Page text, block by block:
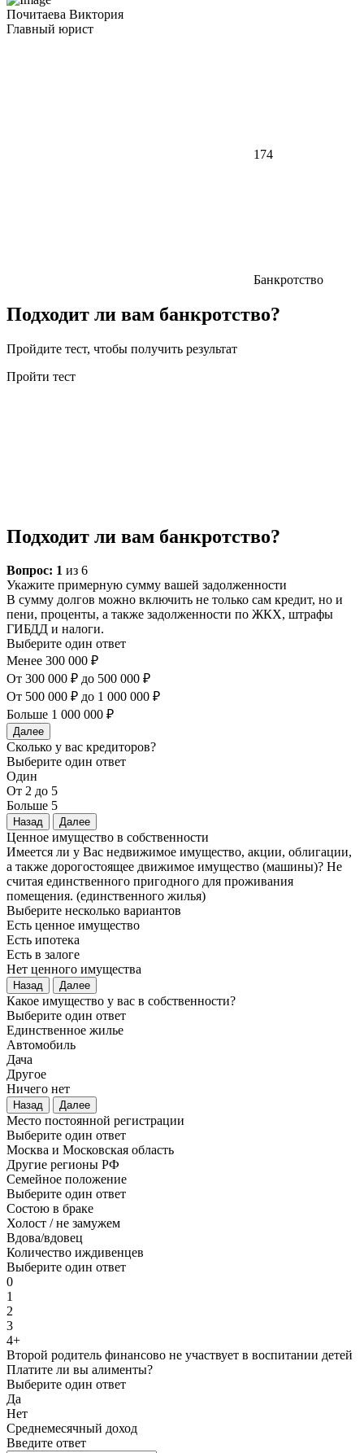
Почитаева Виктория
Главный юрист
174
Банкротство
Подходит ли вам банкротство?
Пройдите тест, чтобы получить результат
Пройти тест
Подходит ли вам банкротство?
Вопрос: 1 из 6
Укажите примерную сумму вашей задолженности
В сумму долгов можно включить не только сам кредит, но и
пени, проценты, а также задолженности по ЖКХ, штрафы
ГИБДД и налоги.
Выберите один ответ
Менее 300 000 ₽
От 300 000 ₽ до 500 000 ₽
От 500 000 ₽ до 1 000 000 ₽
Больше 1 000 000 ₽
Далее
Сколько у вас кредиторов?
Выберите один ответ
Один
От 2 до 5
Больше 5
Назад Далее
Ценное имущество в собственности
Имеется ли у Вас недвижимое имущество, акции, облигации,
а также дорогостоящее движимое имущество (машины)? Не
считая единственного пригодного для проживания
помещения. (единственного жилья)
Выберите несколько вариантов
Есть ценное имущество
Есть ипотека
Есть в залоге
Нет ценного имущества
Назад Далее
Какое имущество у вас в собственности?
Выберите один ответ
Единственное жилье
Автомобиль
Дача
Другое
Ничего нет
Назад Далее
Место постоянной регистрации
Выберите один ответ
Москва и Московская область
Другие регионы РФ
Семейное положение
Выберите один ответ
Состою в браке
Холост / не замужем
Вдова/вдовец
Количество иждивенцев
Выберите один ответ
0
1
2
3
4+
Второй родитель финансово не участвует в воспитании детей
Платите ли вы алименты?
Выберите один ответ
Да
Нет
Среднемесячный доход
Введите ответ